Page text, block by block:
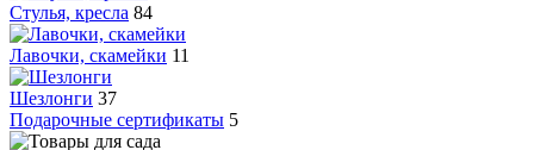
Стулья, кресла 84
Лавочки, скамейки 11
Шезлонги 37
Подарочные сертификаты 5